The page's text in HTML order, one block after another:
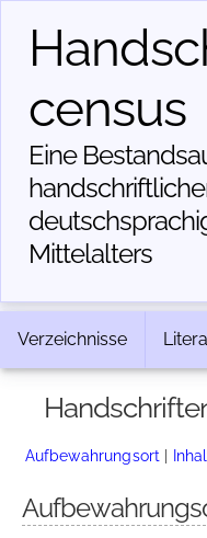
census
Eine
Mittelalters
Verzeichnisse
Aufbewahrungsort |